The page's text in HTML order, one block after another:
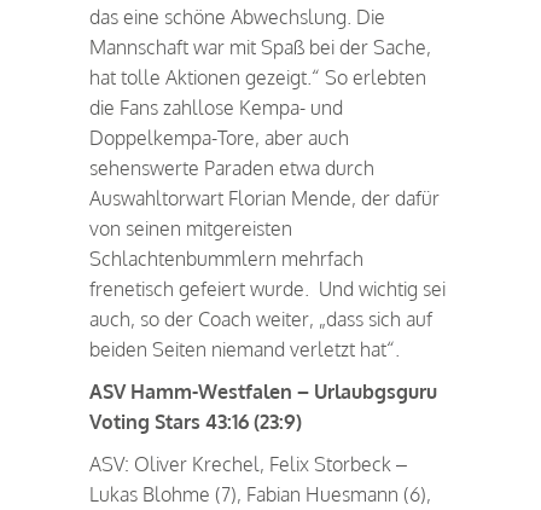
das eine schöne Abwechslung. Die
Mannschaft war mit Spaß bei der Sache,
hat tolle Aktionen gezeigt.“ So erlebten
die Fans zahllose Kempa- und
Doppelkempa-Tore, aber auch
sehenswerte Paraden etwa durch
Auswahltorwart Florian Mende, der dafür
von seinen mitgereisten
Schlachtenbummlern mehrfach
frenetisch gefeiert wurde. Und wichtig sei
auch, so der Coach weiter, „dass sich auf
beiden Seiten niemand verletzt hat“.
ASV Hamm-Westfalen – Urlaubgsguru
Voting Stars 43:16 (23:9)
ASV: Oliver Krechel, Felix Storbeck –
Lukas Blohme (7), Fabian Huesmann (6),